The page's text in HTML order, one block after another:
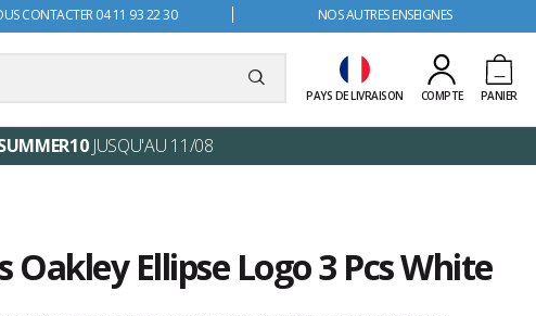
CONTACTER 04 11 93 22 30 NOS AUTRES ENSEIGNES
PAYS DE LIVRAISON COMPTE PANIER
JUSQU'AU 11/08
Oakley Ellipse Logo 3 Pcs White